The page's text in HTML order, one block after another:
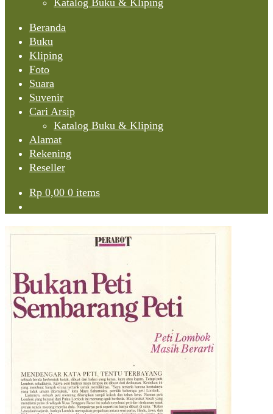
Katalog Buku & Kliping
Beranda
Buku
Kliping
Foto
Suara
Suvenir
Cari Arsip
Katalog Buku & Kliping
Alamat
Rekening
Reseller
Rp 0,00 0 items